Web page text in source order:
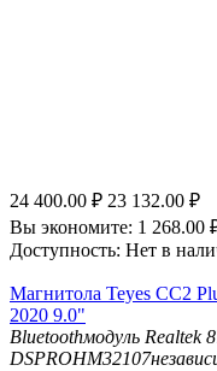
24 400.00 ₽ 23 132.00 ₽
Вы экономите: 1 268.00
Доступность: Нет в
Магнитола Teyes CC2
2020 9.0"
Bluetoothмодуль Realtek
DSP